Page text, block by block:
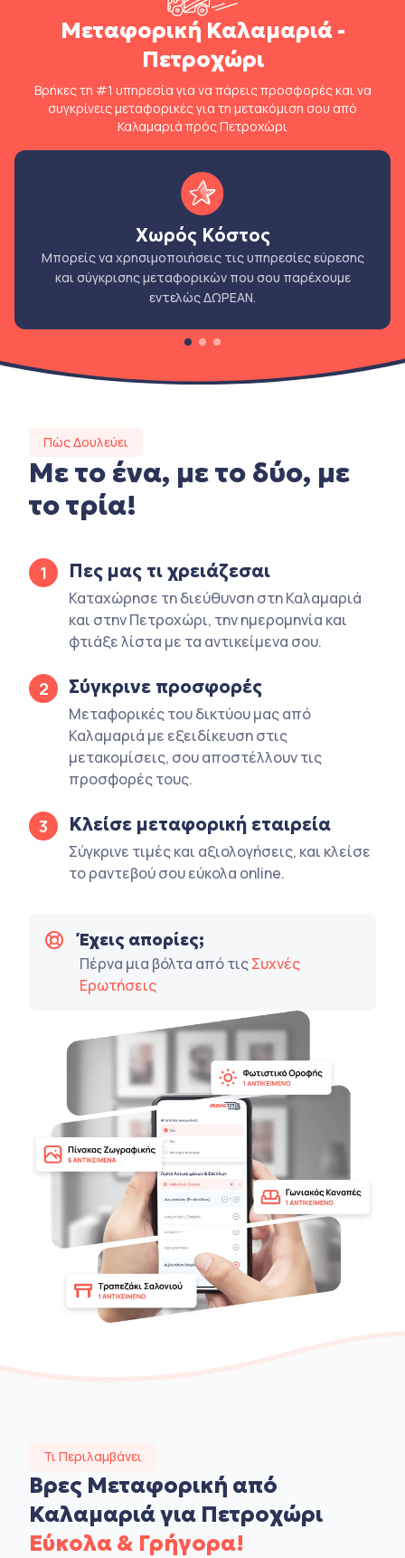
Μεταφορική Καλαμαριά -
Πετροχώρι
Βρήκες τη #1 υπηρεσία για να πάρεις προσφορές και να
συγκρίνεις μεταφορικές για τη μετακόμιση σου από
Καλαμαριά πρός Πετροχώρι
Χωρός Κόστος
Μπορείς να χρησιμοποιήσεις τις υπηρεσίες εύρεσης
και σύγκρισης μεταφορικών που σου παρέχουμε
εντελώς ΔΩΡΕΑΝ.
Πώς Δουλεύει
Με το ένα, με το δύο, με
το τρία!
1 Πες μας τι χρειάζεσαι
Καταχώρησε τη διεύθυνση στη Καλαμαριά
και στην Πετροχώρι, την ημερομηνία και
φτιάξε λίστα με τα αντικείμενα σου.
2 Σύγκρινε προσφορές
Μεταφορικές του δικτύου μας από
Καλαμαριά με εξειδίκευση στις
μετακομίσεις, σου αποστέλλουν τις
προσφορές τους.
3 Κλείσε μεταφορική εταιρεία
Σύγκρινε τιμές και αξιολογήσεις, και κλείσε
το ραντεβού σου εύκολα online.
Έχεις απορίες;
Πέρνα μια βόλτα από τιςΣυχνές
Ερωτήσεις
Τι Περιλαμβάνει
Βρες Μεταφορική από
Καλαμαριά για Πετροχώρι
Εύκολα & Γρήγορα!